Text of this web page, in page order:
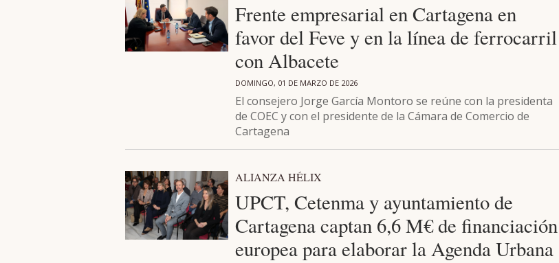
Frente empresarial en Cartagena en
favor del Feve y en la línea de ferrocarril
con Albacete
DOMINGO, 01 DE MARZO DE 2026
El consejero Jorge García Montoro se reúne con la presidenta
de COEC y con el presidente de la Cámara de Comercio de
Cartagena
ALIANZA HÉLIX
UPCT, Cetenma y ayuntamiento de
Cartagena captan 6,6 M€ de financiación
europea para elaborar la Agenda Urbana